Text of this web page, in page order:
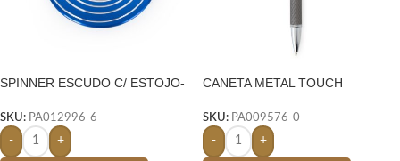
SPINNER ESCUDO C/ ESTOJO-
SKU: PA012996-6
- +
CANETA METAL TOUCH
SKU: PA009576-0
- +